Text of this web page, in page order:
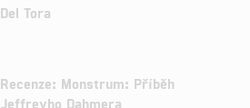
Del Tora
Recenze: Monstrum: Příběh
Jeffreyho Dahmera